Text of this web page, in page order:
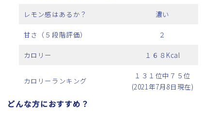
レモン感はあるか？ 濃い
甘さ（５段階評価） ２
カロリー １６８Kcal
カロリーランキング
１３１位中７５位
(2021年7月8日現在)
どんな方におすすめ？